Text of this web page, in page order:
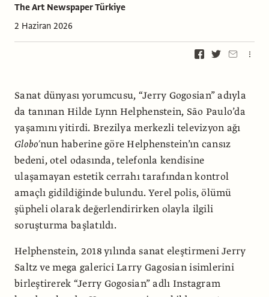
The Art Newspaper Türkiye
2 Haziran 2026
Sanat dünyası yorumcusu, “Jerry Gogosian” adıyla
da tanınan Hilde Lynn Helphenstein, São Paulo’da
yaşamını yitirdi. Brezilya merkezli televizyon ağı
Globo’nun haberine göre Helphenstein’ın cansız
bedeni, otel odasında, telefonla kendisine
ulaşamayan estetik cerrahı tarafından kontrol
amaçlı gidildiğinde bulundu. Yerel polis, ölümü
şüpheli olarak değerlendirirken olayla ilgili
soruşturma başlatıldı.
Helphenstein, 2018 yılında sanat eleştirmeni Jerry
Saltz ve mega galerici Larry Gagosian isimlerini
birleştirerek “Jerry Gogosian” adlı Instagram